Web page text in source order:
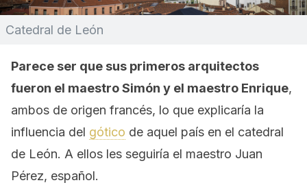
Catedral de León
Parece ser que sus primeros arquitectos
fueron el maestro Simón y el maestro Enrique,
ambos de origen francés, lo que explicaría la
influencia del gótico de aquel país en el catedral
de León. A ellos les seguiría el maestro Juan
Pérez, español.